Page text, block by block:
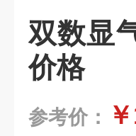
双数显
价格
参考价：